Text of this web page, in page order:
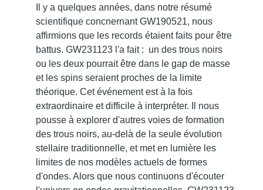
Il y a quelques années, dans notre résumé
scientifique concnernant GW190521, nous
affirmions que les records étaient faits pour être
battus. GW231123 l'a fait : un des trous noirs
ou les deux pourrait être dans le gap de masse
et les spins seraient proches de la limite
théorique. Cet événement est à la fois
extraordinaire et difficile à interpréter. Il nous
pousse à explorer d'autres voies de formation
des trous noirs, au-delà de la seule évolution
stellaire traditionnelle, et met en lumière les
limites de nos modèles actuels de formes
d'ondes. Alors que nous continuons d'écouter